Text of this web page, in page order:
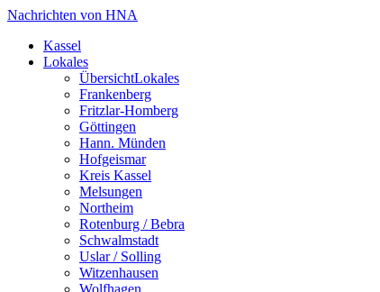
Nachrichten von HNA
Kassel
Lokales
ÜbersichtLokales
Frankenberg
Fritzlar-Homberg
Göttingen
Hann. Münden
Hofgeismar
Kreis Kassel
Melsungen
Northeim
Rotenburg / Bebra
Schwalmstadt
Uslar / Solling
Witzenhausen
Wolfhagen